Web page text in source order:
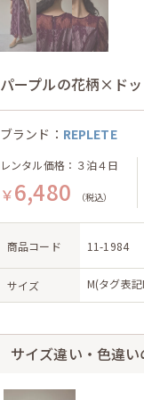
パープルの花柄×ド
ブランド： REPLETE
レンタル価格：３泊４日
￥6,480 （税込）
商品コード 11-1984
サイズ M(タグ表記
サイズ違い・色違い